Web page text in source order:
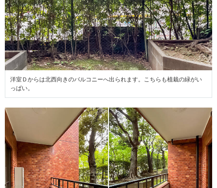
洋室Ｄからは北西向きのバルコニーへ出られます。こちらも植栽の緑がい
っぱい。